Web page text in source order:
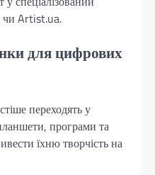
чи Artist.ua.
для цифрових
переходять у
програми та
їхню творчість на